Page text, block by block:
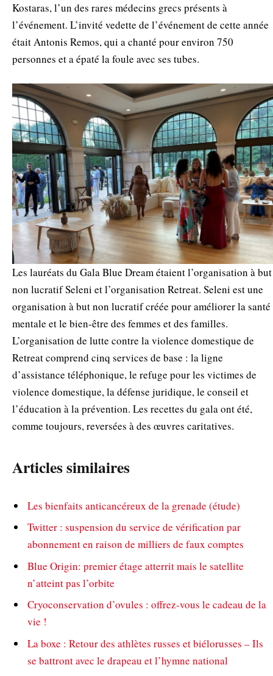
Kostaras, l’un des rares médecins grecs présents à
l’événement. L’invité vedette de l’événement de cette année
était Antonis Remos, qui a chanté pour environ 750
personnes et a épaté la foule avec ses tubes.
Les lauréats du Gala Blue Dream étaient l’organisation à but
non lucratif Seleni et l’organisation Retreat. Seleni est une
organisation à but non lucratif créée pour améliorer la santé
mentale et le bien-être des femmes et des familles.
L’organisation de lutte contre la violence domestique de
Retreat comprend cinq services de base : la ligne
d’assistance téléphonique, le refuge pour les victimes de
violence domestique, la défense juridique, le conseil et
l’éducation à la prévention. Les recettes du gala ont été,
comme toujours, reversées à des œuvres caritatives.
Articles similaires
Les bienfaits anticancéreux de la grenade (étude)
Twitter : suspension du service de vérification par
abonnement en raison de milliers de faux comptes
Blue Origin: premier étage atterrit mais le satellite
n’atteint pas l’orbite
Cryoconservation d’ovules : offrez-vous le cadeau de la
vie !
La boxe : Retour des athlètes russes et biélorusses – Ils
se battront avec le drapeau et l’hymne national